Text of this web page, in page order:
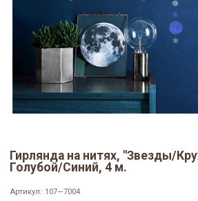
Гирлянда на нитях, "Звезды/
Голубой/Синий, 4 м.
Артикул: 107—7004